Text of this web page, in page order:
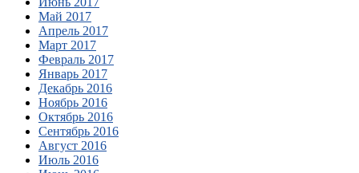
Май 2017
Апрель 2017
Март 2017
Февраль 2017
Январь 2017
Декабрь 2016
Ноябрь 2016
Октябрь 2016
Сентябрь 2016
Август 2016
Июль 2016